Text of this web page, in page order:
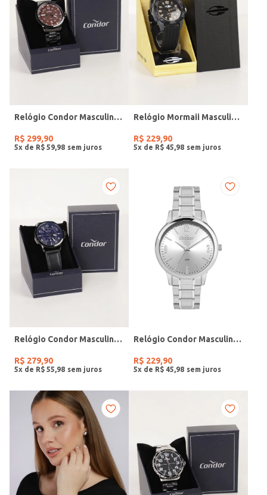
Relógio Condor Masculino PRETO
R$ 299,90
5x de R$ 59 98
Relógio Mormaii Masculino PRETO
R$ 229,90
5x de R$ 45 98
Relógio Condor Masculino PRETO
R$ 279,90
5x de R$ 55 98
Relógio Condor Masculino PRATA
R$ 229,90
5x de R$ 45 98